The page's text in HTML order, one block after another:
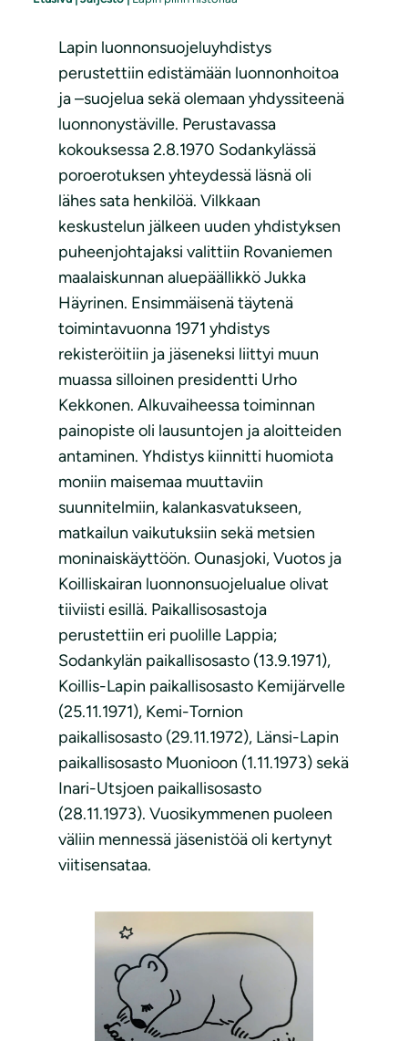
Lapin luonnonsuojeluyhdistys
perustettiin edistämään luonnonhoitoa
ja –suojelua sekä olemaan yhdyssiteenä
luonnonystäville. Perustavassa
kokouksessa 2.8.1970 Sodankylässä
poroerotuksen yhteydessä läsnä oli
lähes sata henkilöä. Vilkkaan
keskustelun jälkeen uuden yhdistyksen
puheenjohtajaksi valittiin Rovaniemen
maalaiskunnan aluepäällikkö Jukka
Häyrinen. Ensimmäisenä täytenä
toimintavuonna 1971 yhdistys
rekisteröitiin ja jäseneksi liittyi muun
muassa silloinen presidentti Urho
Kekkonen. Alkuvaiheessa toiminnan
painopiste oli lausuntojen ja aloitteiden
antaminen. Yhdistys kiinnitti huomiota
moniin maisemaa muuttaviin
suunnitelmiin, kalankasvatukseen,
matkailun vaikutuksiin sekä metsien
moninaiskäyttöön. Ounasjoki, Vuotos ja
Koilliskairan luonnonsuojelualue olivat
tiiviisti esillä. Paikallisosastoja
perustettiin eri puolille Lappia;
Sodankylän paikallisosasto (13.9.1971),
Koillis-Lapin paikallisosasto Kemijärvelle
(25.11.1971), Kemi-Tornion
paikallisosasto (29.11.1972), Länsi-Lapin
paikallisosasto Muonioon (1.11.1973) sekä
Inari-Utsjoen paikallisosasto
(28.11.1973). Vuosikymmenen puoleen
väliin mennessä jäsenistöä oli kertynyt
viitisensataa.